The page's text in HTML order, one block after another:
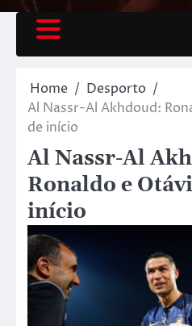
Home
Desporto
Al Nassr-Al Akhdoud:
de início
Al Nassr-Al
Ronaldo e
início